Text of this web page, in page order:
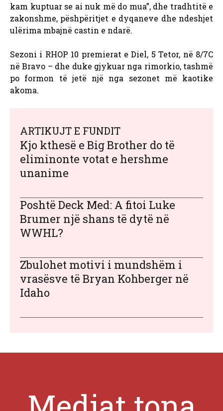
kam kuptuar se ai nuk më do mua”, dhe tradhtitë e
zakonshme, pëshpëritjet e dyqaneve dhe ndeshjet
ulërima mbajnë castin e ndarë.
Sezoni i RHOP 10 premierat e Diel, 5 Tetor, në 8/7C
në Bravo – dhe duke gjykuar nga rimorkio, tashmë
po formon të jetë një nga sezonet më kaotike
akoma.
ARTIKUJT E FUNDIT
Kjo kthesë e Big Brother do të
eliminonte votat e hershme
unanime
Poshtë Deck Med: A fitoi Luke
Brumer një shans të dytë në
WWHL?
Zbulohet motivi i mundshëm i
vrasësve të Bryan Kohberger në
Idaho